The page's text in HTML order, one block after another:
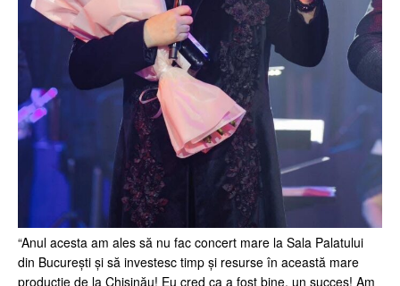
“Anul acesta am ales să nu fac concert mare la Sala Palatului
din București și să investesc timp și resurse în această mare
producție de la Chișinău! Eu cred ca a fost bine, un succes! Am